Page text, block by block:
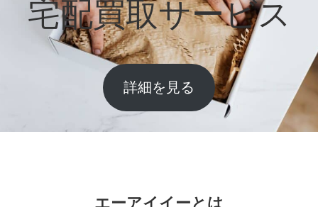
宅配買取サービス
詳細を見る
エーアイイーとは